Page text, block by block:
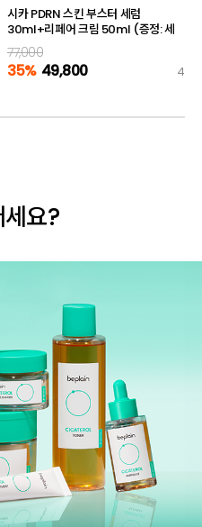
시카 PDRN 스킨 부스터 세럼
30ml+리페어 크림 50ml (증정: 세
럼 10ml)
77,000
35% 49,800 4
요?